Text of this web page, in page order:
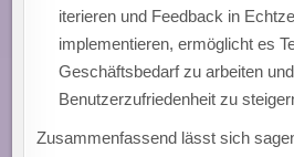
iterieren und Feedback in
implementieren, ermöglicht es
Geschäftsbedarf zu arbeiten
Benutzerzufriedenheit zu
Zusammenfassend lässt sich